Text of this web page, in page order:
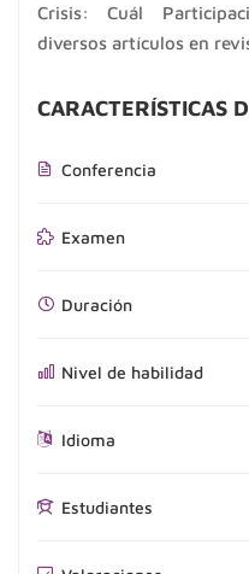
Crisis: Cuál
diversos artículos en
CARACTERÍSTICAS
Conferencia
Examen
Duración
Nivel de habilidad
Idioma
Estudiantes